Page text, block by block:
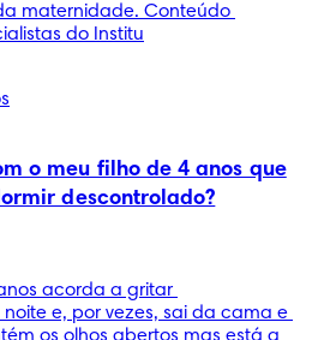
maternidade. Conteúdo
do Institu
o meu filho de 4 anos que
descontrolado?
acorda a gritar
e, por vezes, sai da cama e
os olhos abertos mas está a